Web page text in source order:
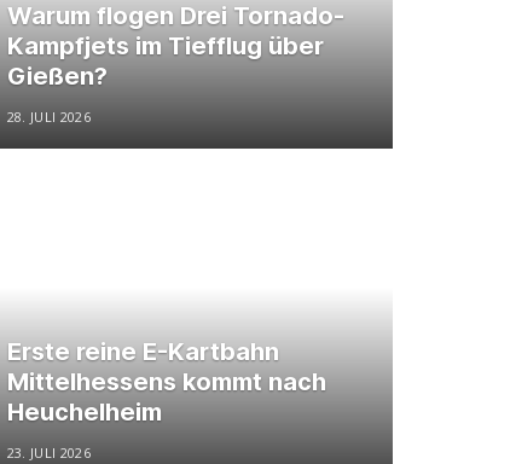
Warum flogen Drei Tornado-
Kampfjets im Tiefflug über
Gießen?
28. JULI 2026
Erste reine E-Kartbahn
Mittelhessens kommt nach
Heuchelheim
23. JULI 2026